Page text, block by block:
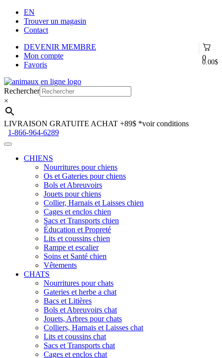
EN
Trouver un magasin
Contact
0
0.00$
DEVENIR MEMBRE
Mon compte
Favoris
Aller
à
la
navigation
Aller
au
contenu
Rechercher
×
LIVRAISON GRATUITE ACHAT +89$ *voir conditions
1-866-964-6289
CHIENS
Nourritures pour chiens
Os et Gateries pour chiens
Bols et Abreuvoirs
Jouets pour chiens
Collier, Harnais et Laisses chien
Cages et enclos chien
Sacs et Transports chien
Éducation et Propreté
Lits et coussins chien
Rampe et escalier
Soins et Santé chien
Vêtements
CHATS
Nourritures pour chats
Gateries et herbe a chat
Bacs et Litières
Bols et Abreuvoirs chat
Jouets, Arbres pour chats
Colliers, Harnais et Laisses chat
Lits et coussins chat
Sacs et Transports chat
Cages et enclos chat